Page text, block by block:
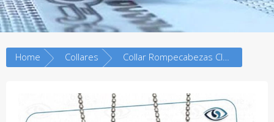
Home Collares Collar Rompecabezas Clasico